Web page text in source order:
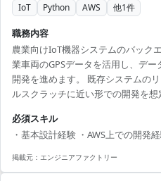
IoT Python AWS 他1件
職務内容
農業向けIoT機器システムのバック
業車両のGPSデータを活用し、デ
開発を進めます。 既存システムの
ルスクラッチに近い形での開発を
だきます。 弊社リーダー配下のメ
してプロジェクト推進いただける
・開発言語：Python ・インフラ：
必須スキル
・基本設計経験 ・AWS上での開発
掲載元： エンジニアファクトリー